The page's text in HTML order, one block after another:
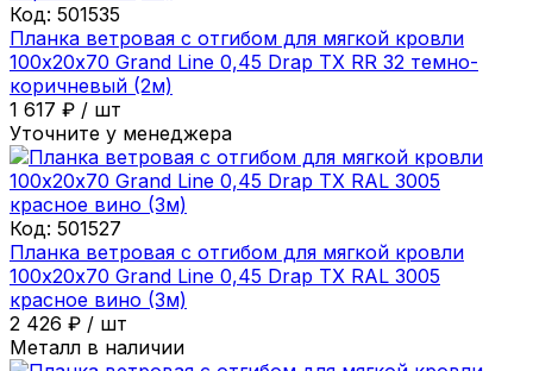
Код: 501535
Планка ветровая с отгибом для мягкой кровли
100х20х70 Grand Line 0,45 Drap ТХ RR 32 темно-
коричневый (2м)
1 617 ₽ / шт
Уточните у менеджера
Код: 501527
Планка ветровая с отгибом для мягкой кровли
100х20х70 Grand Line 0,45 Drap ТХ RAL 3005
красное вино (3м)
2 426 ₽ / шт
Металл в наличии